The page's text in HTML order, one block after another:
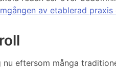
av etablerad
eftersom många